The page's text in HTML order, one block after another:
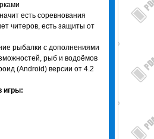
есть соревнования
читеров, есть защиты от
рыбалки с дополнениями
рыб и водоёмов
(Android) версии от 4.2
игры: